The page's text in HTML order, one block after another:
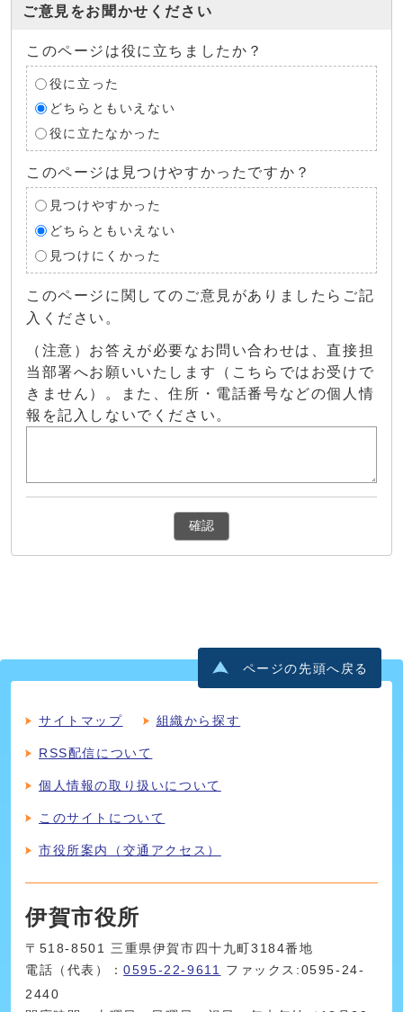
ご意見をお聞かせください
このページは役に立ちましたか？
役に立った
どちらともいえない
役に立たなかった
このページは見つけやすかったですか？
見つけやすかった
どちらともいえない
見つけにくかった
このページに関してのご意見がありましたらご記
入ください。
（注意）お答えが必要なお問い合わせは、直接担
当部署へお願いいたします（こちらではお受けで
きません）。また、住所・電話番号などの個人情
報を記入しないでください。
確認
ページの先頭へ戻る
サイトマップ 組織から探す
RSS配信について
個人情報の取り扱いについて
このサイトについて
市役所案内（交通アクセス）
伊賀市役所
〒518-8501 三重県伊賀市四十九町3184番地
電話（代表）：0595-22-9611
ファックス:0595-24-
2440